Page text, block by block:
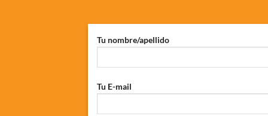
Tu nombre/apellido
Tu E-mail